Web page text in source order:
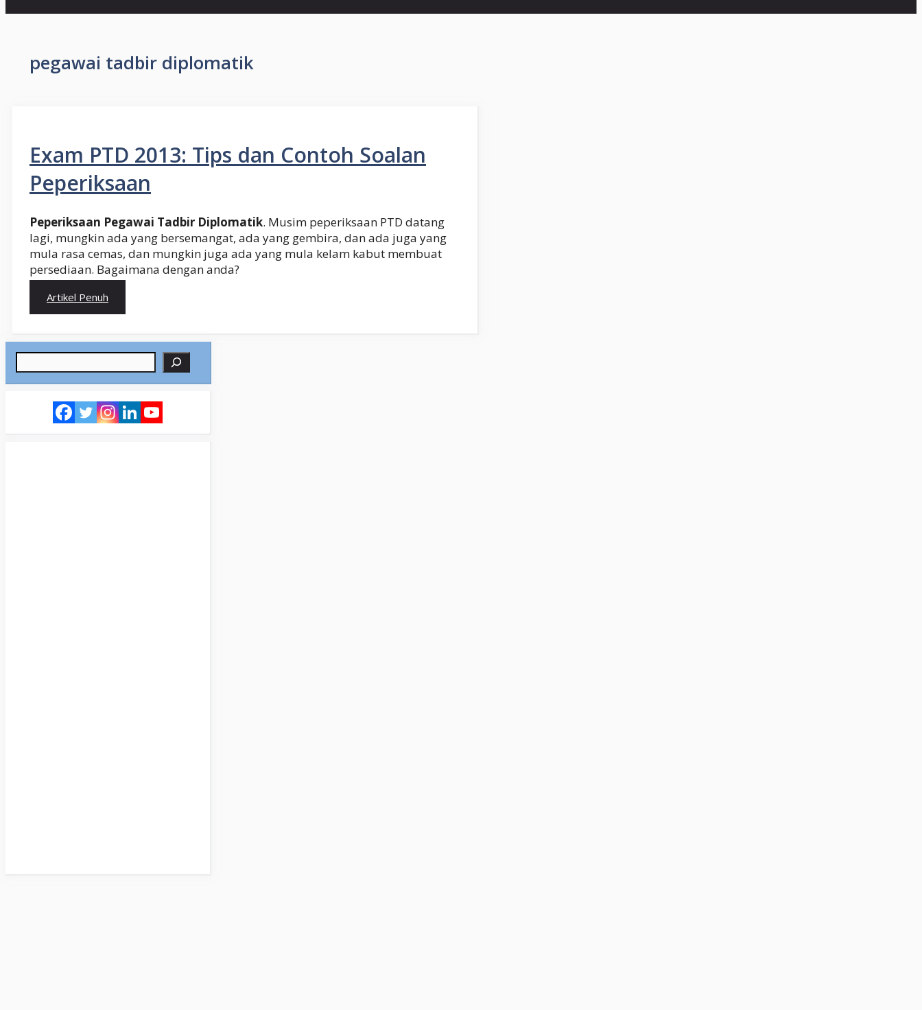
pegawai tadbir diplomatik
Exam PTD 2013: Tips dan Contoh Soalan
Peperiksaan
Peperiksaan Pegawai Tadbir Diplomatik. Musim peperiksaan PTD datang
lagi, mungkin ada yang bersemangat, ada yang gembira, dan ada juga yang
mula rasa cemas, dan mungkin juga ada yang mula kelam kabut membuat
persediaan. Bagaimana dengan anda?
Artikel Penuh